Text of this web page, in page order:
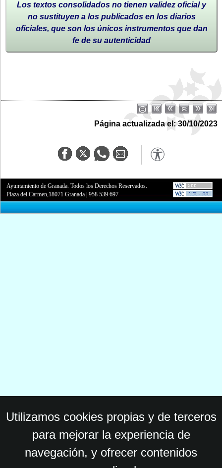
Los textos consolidados no tienen validez oficial y
no sustituyen a los publicados en los diarios
oficiales, que son los únicos instrumentos que dan
fe de su autenticidad
Página actualizada el: 30/10/2023
Ayuntamiento de Granada. Todos los Derechos Reservados.
Plaza del Carmen,18071 Granada |958 539 697
Utilizamos cookies propias y de terceros
para mejorar la experiencia de
navegación, y ofrecer contenidos